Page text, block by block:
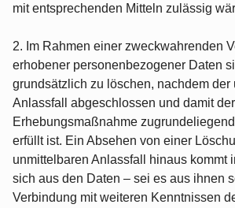
mit entsprechenden Mitteln zulässig
2. Im Rahmen einer zweckwahrenden
erhobener personenbezogener Daten
grundsätzlich zu löschen, nachdem der
Anlassfall abgeschlossen und damit
Erhebungsmaßnahme
erfüllt ist. Ein Absehen von einer
unmittelbaren Anlassfall hinaus kommt
sich aus den Daten – sei es aus ihnen
Verbindung mit weiteren Kenntnissen